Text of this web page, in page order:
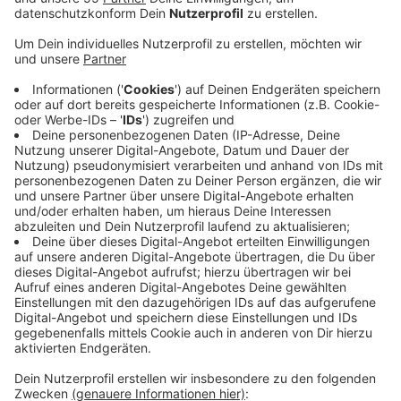
Veröffentlicht:Montag, 18.05.2026 06:10
Anzeige
Als Hauptgründe nennt die Kammer die steigenden
Energie- und Rohstoffpreise sowie Lieferengpässe,
verschärft durch den Nahost-Konflikt. IHK-
Hauptgeschäftsführer Stefan Dietzfelbinger spricht
von einem „Dauerkrisenmodus“ der Unternehmer. Viele
Firmen würden bei Investitionen weiterhin auf die
Bremse treten: 40 Prozent der Industrie- und 30
Prozent der Handelsbetriebe. Außerdem müsse
mit Stellenabbau gerechnet werden. Die IHK fordert
deshalb schnelle Strukturreformen - Energiekosten
senken, Steuern runter, Bürokratie abbauen - sonst